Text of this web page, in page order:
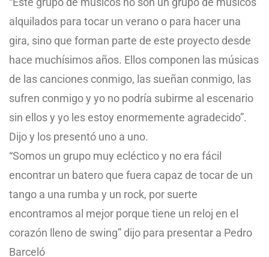
alquilados para tocar un verano o para hacer una
gira, sino que forman parte de este proyecto desde
hace muchísimos años. Ellos componen las músicas
de las canciones conmigo, las sueñan conmigo, las
sufren conmigo y yo no podría subirme al escenario
sin ellos y yo les estoy enormemente agradecido”.
Dijo y los presentó uno a uno.
“Somos un grupo muy ecléctico y no era fácil
encontrar un batero que fuera capaz de tocar de un
tango a una rumba y un rock, por suerte
encontramos al mejor porque tiene un reloj en el
corazón lleno de swing” dijo para presentar a Pedro
Barceló